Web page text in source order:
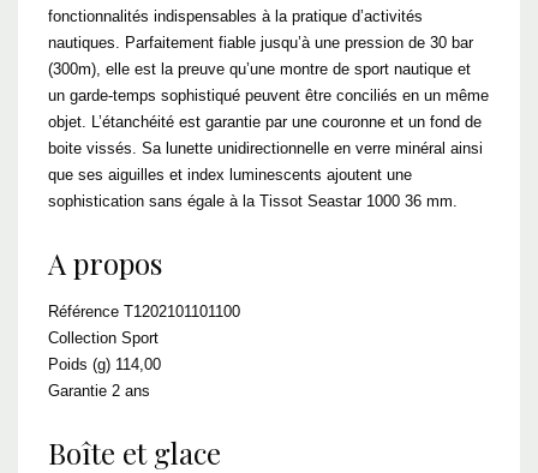
fonctionnalités indispensables à la pratique d’activités
nautiques. Parfaitement fiable jusqu’à une pression de 30 bar
(300m), elle est la preuve qu’une montre de sport nautique et
un garde-temps sophistiqué peuvent être conciliés en un même
objet. L’étanchéité est garantie par une couronne et un fond de
boite vissés. Sa lunette unidirectionnelle en verre minéral ainsi
que ses aiguilles et index luminescents ajoutent une
sophistication sans égale à la Tissot Seastar 1000 36 mm.
A propos
Référence T1202101101100
Collection Sport
Poids (g) 114,00
Garantie 2 ans
Boîte et glace